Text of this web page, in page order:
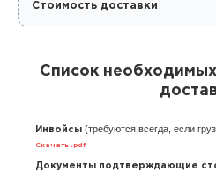
Стоимость доставки
Список
Инвойсы (требуются всегда, если
Скачать .pdf
Документы подтверждающие